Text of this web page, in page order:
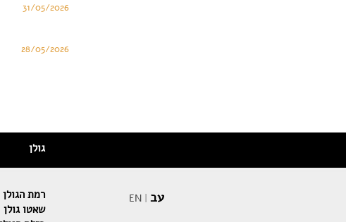
31/05/2026
28/05/2026
עב |
EN
גולן
רמת הגולן
שאטו גולן